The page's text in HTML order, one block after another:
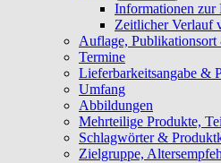
Informationen zur
Zeitlicher Verlauf
Auflage, Publikationsort
Termine
Lieferbarkeitsangabe &
Umfang
Abbildungen
Mehrteilige Produkte,
Schlagwörter &
Zielgruppe,